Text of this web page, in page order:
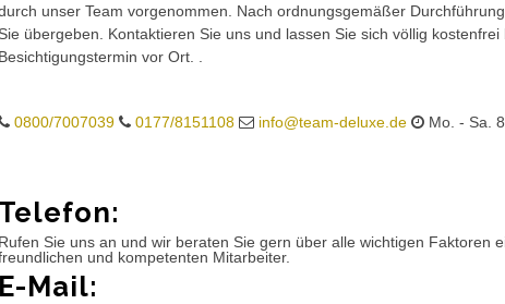
unser Team vorgenommen. Nach ordnungsgemäßer
Sie übergeben. Kontaktieren Sie uns und lassen Sie sich völlig
Besichtigungstermin vor Ort. .
0800/7007039 0177/8151108 info@team-deluxe.de Mo. - Sa.
Telefon:
Rufen Sie uns an und wir beraten Sie gern über alle wichtigen Faktoren
und kompetenten Mitarbeiter.
E-Mail: